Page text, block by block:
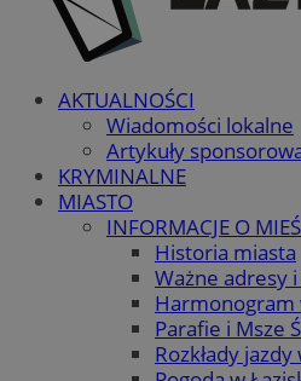
AKTUALNOŚCI
Wiadomości lokalne
Artykuły
KRYMINALNE
MIASTO
INFORMACJE O
Historia miasta
Ważne adresy
Harmonogram
Parafie i Msze
Rozkłady